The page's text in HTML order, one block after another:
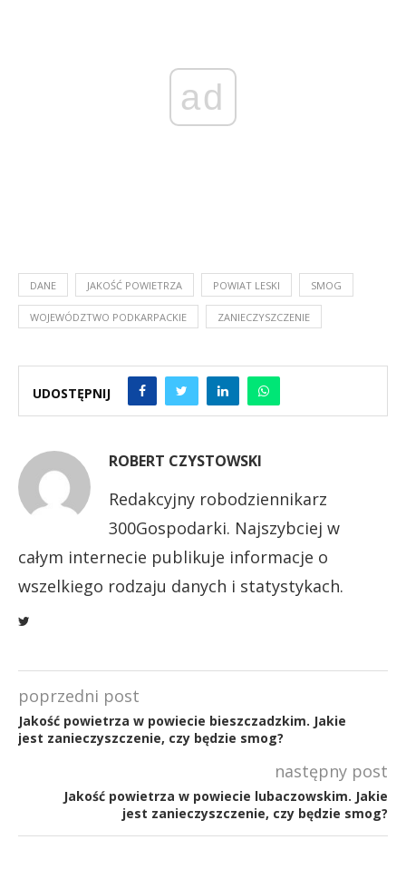
ad
DANE JAKOŚĆ POWIETRZA POWIAT LESKI SMOG
WOJEWÓDZTWO PODKARPACKIE ZANIECZYSZCZENIE
UDOSTĘPNIJ
ROBERT CZYSTOWSKI
Redakcyjny robodziennikarz
300Gospodarki. Najszybciej w
całym internecie publikuje informacje o
wszelkiego rodzaju danych i statystykach.
poprzedni post
Jakość powietrza w powiecie bieszczadzkim. Jakie
jest zanieczyszczenie, czy będzie smog?
następny post
Jakość powietrza w powiecie lubaczowskim. Jakie
jest zanieczyszczenie, czy będzie smog?